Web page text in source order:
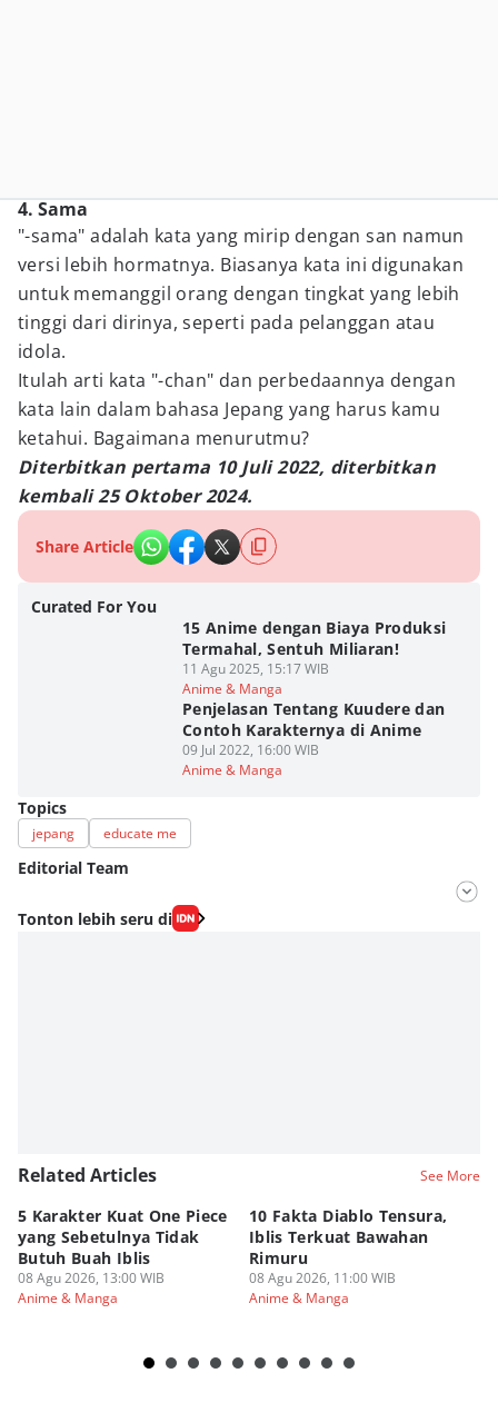
4. Sama
"-sama" adalah kata yang mirip dengan san namun
versi lebih hormatnya. Biasanya kata ini digunakan
untuk memanggil orang dengan tingkat yang lebih
tinggi dari dirinya, seperti pada pelanggan atau
idola.
Itulah arti kata "-chan" dan perbedaannya dengan
kata lain dalam bahasa Jepang yang harus kamu
ketahui. Bagaimana menurutmu?
Diterbitkan pertama 10 Juli 2022, diterbitkan
kembali 25 Oktober 2024.
Share Article
Curated For You
15 Anime dengan Biaya Produksi
Termahal, Sentuh Miliaran!
11 Agu 2025, 15:17 WIB
Anime & Manga
Penjelasan Tentang Kuudere dan
Contoh Karakternya di Anime
09 Jul 2022, 16:00 WIB
Anime & Manga
Topics
jepang educate me
Editorial Team
Editor
Fahrul Razi Uni Nurullah
Tonton lebih seru di
Related Articles See More
5 Karakter Kuat One Piece
yang Sebetulnya Tidak
Butuh Buah Iblis
08 Agu 2026, 13:00 WIB
Anime & Manga
10 Fakta Diablo Tensura,
Iblis Terkuat Bawahan
Rimuru
08 Agu 2026, 11:00 WIB
Anime & Manga